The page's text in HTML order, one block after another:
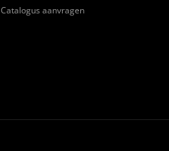
Catalogus aanvragen